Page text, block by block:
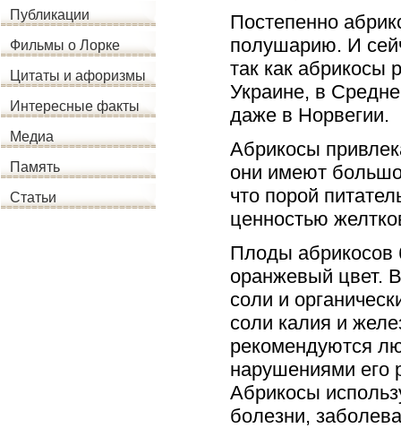
Публикации
Фильмы о Лорке
Цитаты и афоризмы
Интересные факты
Медиа
Память
Статьи
Постепенно
полушарию. И
так как абрикосы
Украине, в
даже в Норвегии.
Абрикосы
они имеют
что порой
ценностью
Плоды абрикосов
оранжевый цвет.
соли и
соли калия и
рекомендуются
нарушениями
Абрикосы
болезни,